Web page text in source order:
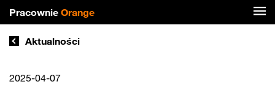
Pracownie Orange
Aktualności
2025-04-07